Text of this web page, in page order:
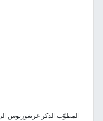
المطوّب الذكر غريغوريوس الرابع